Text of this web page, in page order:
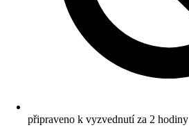
připraveno k vyzvednutí za 2 hodiny